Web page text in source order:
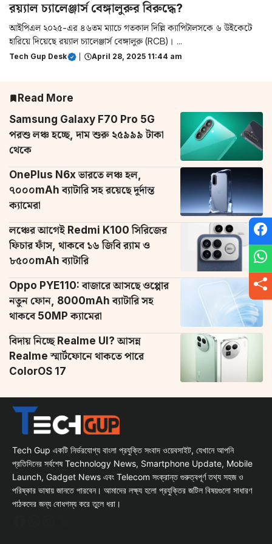
রয়্যাল চ্যালেঞ্জার্স বেঙ্গালুরুর বিরুদ্ধে?
আইপিএল ২০২৫-এর ৪৬তম ম্যাচে গতকাল দিল্লি ক্যাপিটালসকে ৬ উইকেটে
হারিয়ে দিয়েছে রয়্যাল চ্যালেঞ্জার্স বেঙ্গালুরু (RCB)। ...
Tech Gup Desk April 28, 2025 11:44 am
Read More
Samsung Galaxy F70 Pro 5G
পরশু লঞ্চ হচ্ছে, দাম শুরু ২৫৯৯৯ টাকা
থেকে
OnePlus N6x ভারতে লঞ্চ হল,
৭০০০mAh ব্যাটারি সহ রয়েছে দুর্দান্ত
ক্যামেরা
লঞ্চের আগেই Redmi K100 সিরিজের
ফিচার ফাঁস, থাকবে ১৬ জিবি র‌্যাম ও
৮৫০০mAh ব্যাটারি
Oppo PYE110: বাজারে আসছে ওপ্পোর
নতুন ফোন, 8000mAh ব্যাটারি সহ
থাকবে 50MP ক্যামেরা
বিদায় নিচ্ছে Realme UI? আসন্ন
Realme স্মার্টফোনে থাকতে পারে
ColorOS 17
Tech Gup একটি নির্ভরযোগ্য বাংলা প্রযুক্তি সংবাদ ওয়েবসাইট, যেখানে আপনি
প্রতিদিনের সর্বশেষ Technology News, Smartphone Update, Mobile
Launch, Gadget News এবং Telecom সংক্রান্ত গুরুত্বপূর্ণ তথ্য সহজ ও
পরিষ্কার ভাষায় জানতে পারবেন। আমাদের লক্ষ্য হলো প্রযুক্তির জটিল বিষয়গুলো সাধারণ
পাঠকদের জন্য বোধগম্য করে তুলে ধরা।